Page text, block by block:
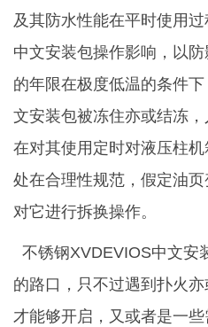
及其防水性能在平时使用
中文安装包操作影响，
的年限在极度低温的条件下
文安装包被冻住亦或结冻
在对其使用定时对液压柱机
处在合理性规范，假定油
对它进行拆换操作。
不锈钢XVDEVIOS中文安
的路口，只不过遇到扑
才能够开启，又或者是一